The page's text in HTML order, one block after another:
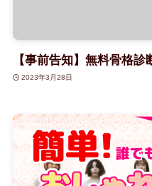
【事前告知】無料骨格
2023年3月28日